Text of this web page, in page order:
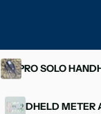
YSI PRO SOLO
HANDHELD METER